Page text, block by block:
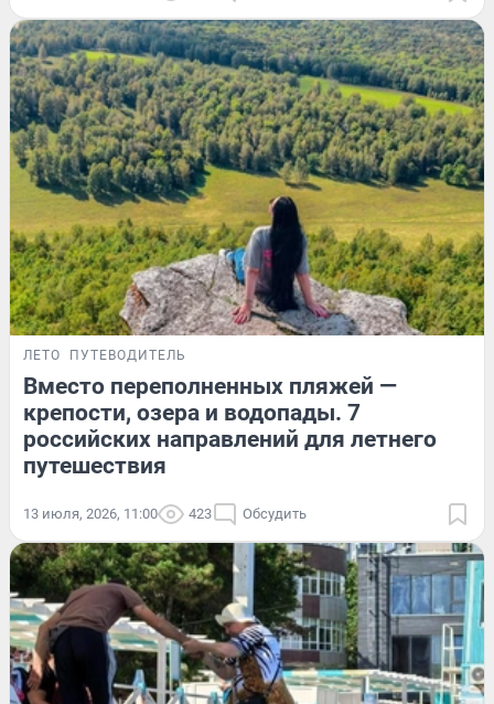
ЛЕТО ПУТЕВОДИТЕЛЬ
Вместо переполненных пляжей —
крепости, озера и водопады. 7
российских направлений для летнего
путешествия
13 июля, 2026, 11:00 423 Обсудить